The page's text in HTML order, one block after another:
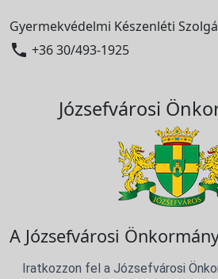
Gyermekvédelmi Készenléti
 +36 30/493-1925
Józsefvárosi
A Józsefvárosi
Iratkozzon fel a Józsefvárosi